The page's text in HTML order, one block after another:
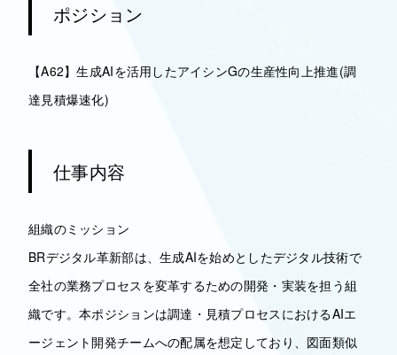
ポジション
【A62】生成AIを活用したアイシンGの生産性向上推進(調
達見積爆速化)
仕事内容
組織のミッション
BRデジタル革新部は、生成AIを始めとしたデジタル技術で
全社の業務プロセスを変革するための開発・実装を担う組
織です。本ポジションは調達・見積プロセスにおけるAIエ
ージェント開発チームへの配属を想定しており、図面類似